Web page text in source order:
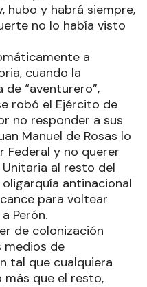
hubo y habrá siempre,
no lo había visto
a
cuando la
“aventurero”,
robó el Ejército de
no responder a sus
Manuel de Rosas lo
Federal y no querer
al resto del
antinacional
para voltear
Perón.
de colonización
medios de
tal que cualquiera
más que el resto,